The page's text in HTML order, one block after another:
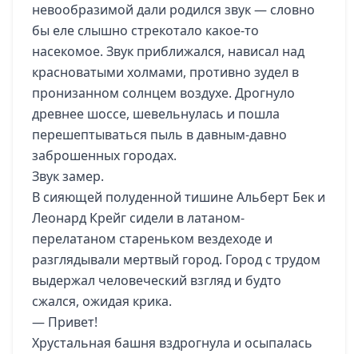
невообразимой дали родился звук — словно
бы еле слышно стрекотало какое-то
насекомое. Звук приближался, нависал над
красноватыми холмами, противно зудел в
пронизанном солнцем воздухе. Дрогнуло
древнее шоссе, шевельнулась и пошла
перешептываться пыль в давным-давно
заброшенных городах.
Звук замер.
В сияющей полуденной тишине Альберт Бек и
Леонард Крейг сидели в латаном-
перелатаном стареньком вездеходе и
разглядывали мертвый город. Город с трудом
выдержал человеческий взгляд и будто
сжался, ожидая крика.
— Привет!
Хрустальная башня вздрогнула и осыпалась